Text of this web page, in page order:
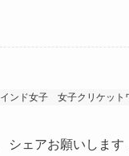
インド女子 女子クリケット
シェアお願いします